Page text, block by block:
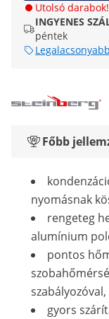
Utolsó
INGYENES
péntek
Főbb
nyomásnak
rengeteg
alumínium
pontos
gyors